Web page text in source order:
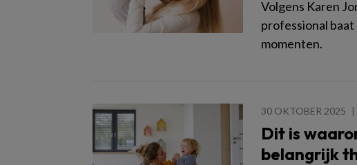
Volgens Karen
professional
momenten.
30 OKTOBER 2025
Dit is
belangrijk